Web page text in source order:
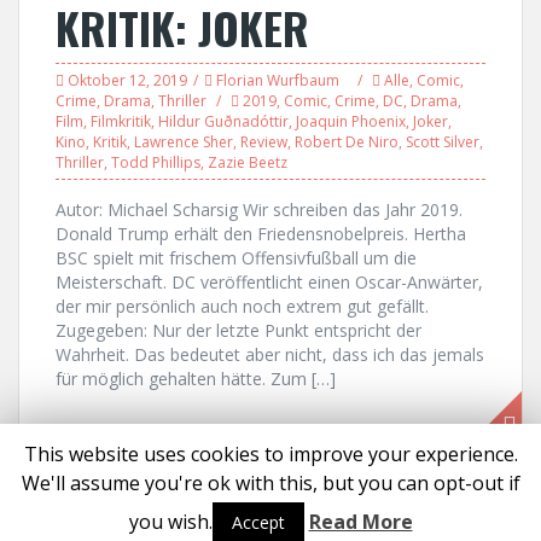
KRITIK: JOKER
Oktober 12, 2019 Florian Wurfbaum Alle, Comic,
Crime, Drama, Thriller 2019, Comic, Crime, DC, Drama,
Film, Filmkritik, Hildur Guðnadóttir, Joaquin Phoenix, Joker,
Kino, Kritik, Lawrence Sher, Review, Robert De Niro, Scott Silver,
Thriller, Todd Phillips, Zazie Beetz
Autor: Michael Scharsig Wir schreiben das Jahr 2019.
Donald Trump erhält den Friedensnobelpreis. Hertha
BSC spielt mit frischem Offensivfußball um die
Meisterschaft. DC veröffentlicht einen Oscar-Anwärter,
der mir persönlich auch noch extrem gut gefällt.
Zugegeben: Nur der letzte Punkt entspricht der
Wahrheit. Das bedeutet aber nicht, dass ich das jemals
für möglich gehalten hätte. Zum […]
Proudly powered by WordPress |Theme: Solon by aThemes
This website uses cookies to improve your experience.
We'll assume you're ok with this, but you can opt-out if
you wish.
Accept Read More